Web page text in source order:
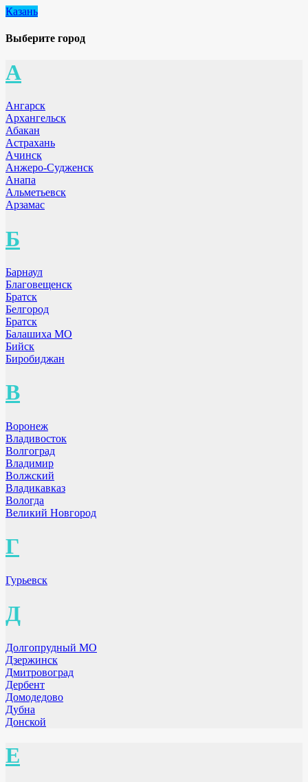
Казань
Выберите город
А
Ангарск
Архангельск
Абакан
Астрахань
Ачинск
Анжеро-Судженск
Анапа
Альметьевск
Арзамас
Б
Барнаул
Благовещенск
Братск
Белгород
Братск
Балашиха МО
Бийск
Биробиджан
В
Воронеж
Владивосток
Волгоград
Владимир
Волжский
Владикавказ
Вологда
Великий Новгород
Г
Гурьевск
Д
Долгопрудный МО
Дзержинск
Дмитровоград
Дербент
Домодедово
Дубна
Донской
Е